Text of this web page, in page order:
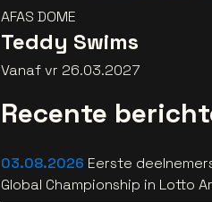
AFAS DOME
Teddy Swims
Vanaf vr 26.03.2027
Recente
03.08.2026 Eerste
Global Championship in Lotto